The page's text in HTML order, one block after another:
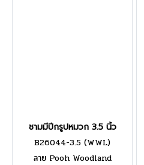
ชามมีปีกรูปหมวก 3.5 นิ้ว
B26044-3.5 (WWL)
ลาย Pooh Woodland